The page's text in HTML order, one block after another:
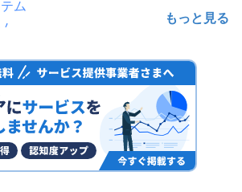
ム
テム
ービス
テム